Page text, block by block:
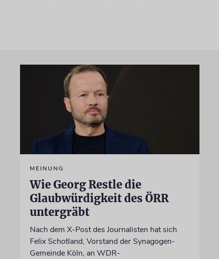
MEINUNG
Wie Georg Restle die
Glaubwürdigkeit des ÖRR
untergräbt
Nach dem X-Post des Journalisten hat sich
Felix Schotland, Vorstand der Synagogen-
Gemeinde Köln, an WDR-